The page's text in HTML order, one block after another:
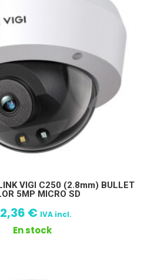
VIGI C250 (2.8mm) BULLET
5MP MICRO SD
€ IVA incl.
En stock